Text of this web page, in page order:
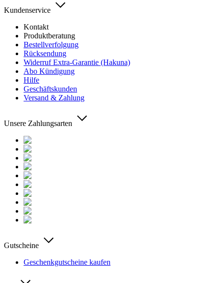
Kundenservice
Kontakt
Produktberatung
Bestellverfolgung
Rücksendung
Widerruf Extra-Garantie (Hakuna)
Abo Kündigung
Hilfe
Geschäftskunden
Versand & Zahlung
Unsere Zahlungsarten
Gutscheine
Geschenkgutscheine kaufen